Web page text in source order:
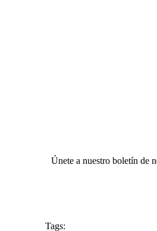
Únete a nuestro boletín de
Tags: